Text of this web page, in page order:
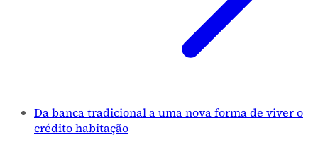
Da banca tradicional a uma nova forma de viver o
crédito habitação